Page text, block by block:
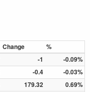
Change
%
-1
-0.09%
-0.4
-0.03%
179.32
0.69%